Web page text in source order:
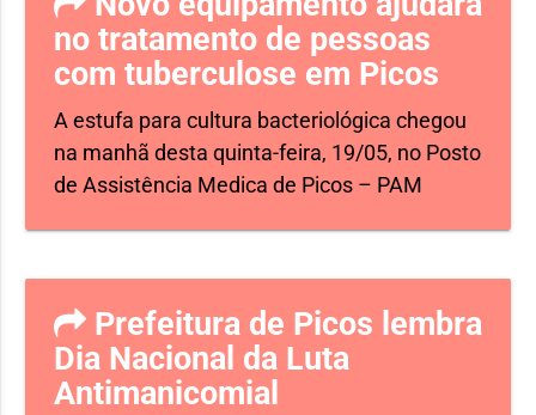
no tratamento de pessoas
com tuberculose em Picos
A estufa para cultura bacteriológica chegou
na manhã desta quinta-feira, 19/05, no Posto
de Assistência Medica de Picos – PAM
Prefeitura de Picos lembra
Dia Nacional da Luta
Antimanicomial